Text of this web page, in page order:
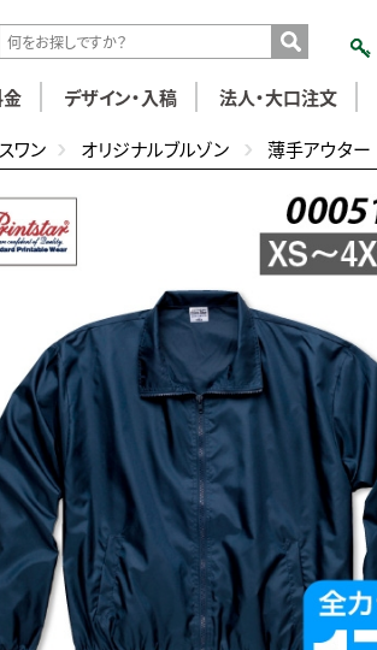
金 デザイン・入稿 法人・大口注文
ワン オリジナルブルゾン 薄手アウター